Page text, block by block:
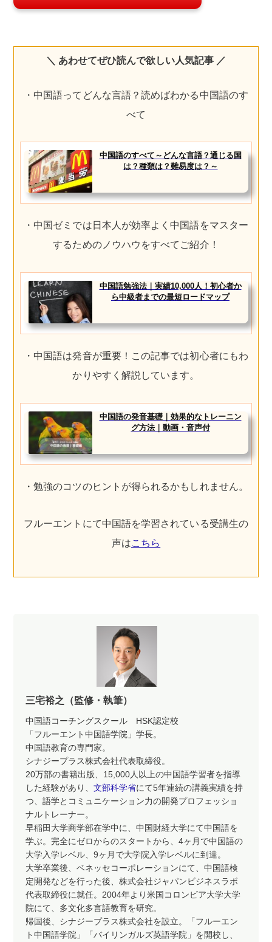
＼ あわせてぜひ読んで欲しい人気記事 ／
・中国語ってどんな言語？読めばわかる中国語のす
べて
中国語のすべて～どんな言語？通じる国
は？種類は？難易度は？～
・中国ゼミでは日本人が効率よく中国語をマスター
するためのノウハウをすべてご紹介！
中国語勉強法｜実績10,000人！初心者か
ら中級者までの最短ロードマップ
・中国語は発音が重要！この記事では初心者にもわ
かりやすく解説しています。
中国語の発音基礎｜効果的なトレーニン
グ方法｜動画・音声付
・勉強のコツのヒントが得られるかもしれません。
フルーエントにて中国語を学習されている受講生の
声はこちら
三宅裕之（監修・執筆）
中国語コーチングスクール HSK認定校
「フルーエント中国語学院」学長。
中国語教育の専門家。
シナジープラス株式会社代表取締役。
20万部の書籍出版、15,000人以上の中国語学習者を指導
した経験があり、文部科学省にて5年連続の講義実績を持
つ、語学とコミュニケーション力の開発プロフェッショ
ナルトレーナー。
早稲田大学商学部在学中に、中国財経大学にて中国語を
学ぶ。完全にゼロからのスタートから、4ヶ月で中国語の
大学入学レベル、9ヶ月で大学院入学レベルに到達。
大学卒業後、ベネッセコーポレーションにて、中国語検
定開発などを行った後、株式会社ジャパンビジネスラボ
代表取締役に就任。2004年より米国コロンビア大学大学
院にて、多文化多言語教育を研究。
帰国後、シナジープラス株式会社を設立。「フルーエン
ト中国語学院」「バイリンガルズ英語学院」を開校し、